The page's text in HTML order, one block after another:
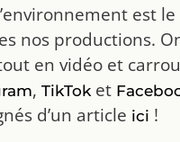
est
nos productions.
en vidéo et
, TikToket
d’un article ici !